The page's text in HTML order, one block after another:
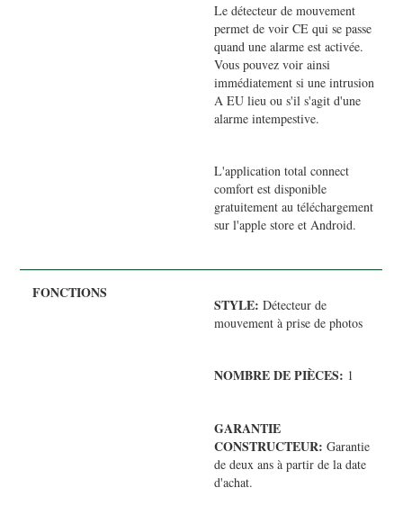
Le détecteur de mouvement
permet de voir CE qui se passe
quand une alarme est activée.
Vous pouvez voir ainsi
immédiatement si une intrusion
A EU lieu ou s'il s'agit d'une
alarme intempestive.
L'application total connect
comfort est disponible
gratuitement au téléchargement
sur l'apple store et Android.
STYLE: Détecteur de
mouvement à prise de photos
NOMBRE DE PIÈCES: 1
GARANTIE
CONSTRUCTEUR: Garantie
de deux ans à partir de la date
d'achat.